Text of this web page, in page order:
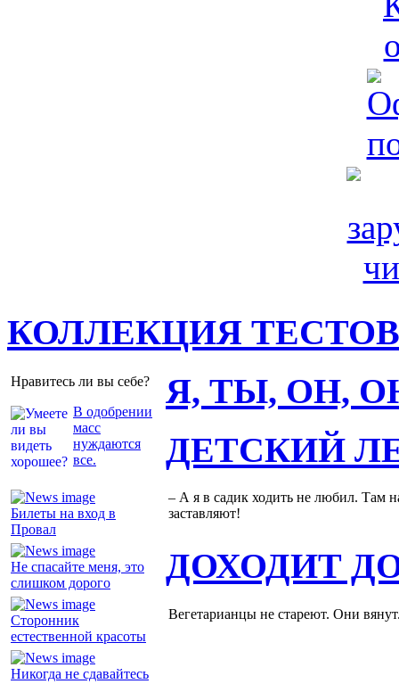
КОЛЛЕКЦИЯ ТЕСТОВ
Нравитесь ли вы себе?
В одобрении
масс
нуждаются
все.
Я, ТЫ, ОН,
Билеты на вход в
Провал
Не спасайте меня, это
слишком дорого
Сторонник
естественной красоты
Никогда не сдавайтесь
ДЕТСКИЙ
– А я в садик ходить не любил. Там
заставляют!
ДОХОДИТ
Вегетарианцы не стареют. Они